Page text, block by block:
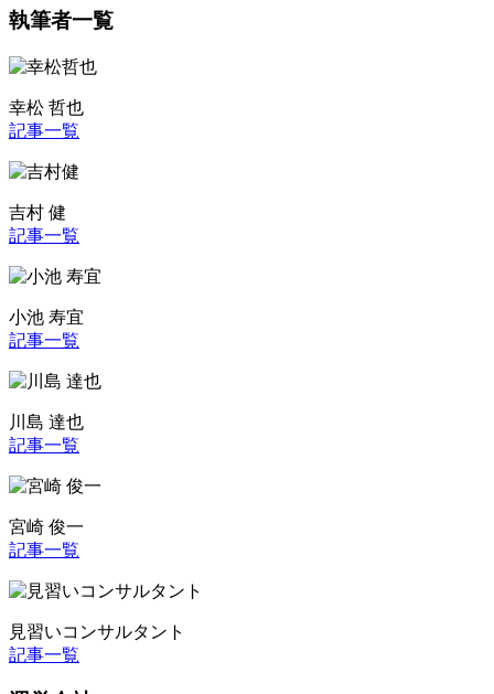
執筆者一覧
幸松 哲也
記事一覧
吉村 健
記事一覧
小池 寿宜
記事一覧
川島 達也
記事一覧
宮崎 俊一
記事一覧
見習いコンサルタント
記事一覧